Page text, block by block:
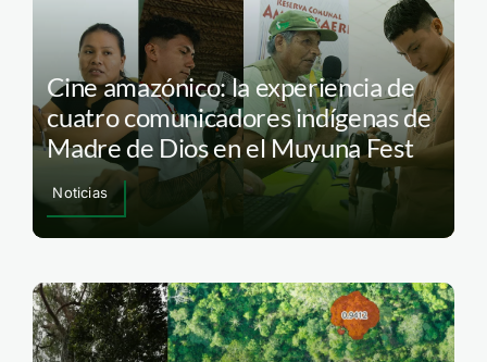
Cine amazónico: la experiencia de
cuatro comunicadores indígenas de
Madre de Dios en el Muyuna Fest
Noticias